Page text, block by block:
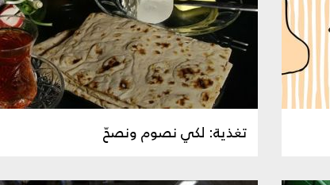
تغذية: لكي نصوم ونصحّ